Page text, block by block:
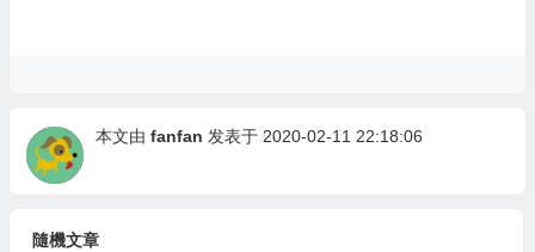
本文由 fanfan 发表于 2020-02-11 22:18:06
隨機文章